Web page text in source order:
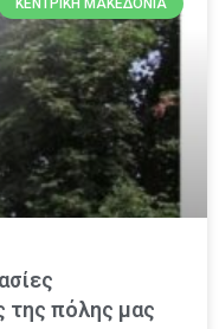
της πόλης μας